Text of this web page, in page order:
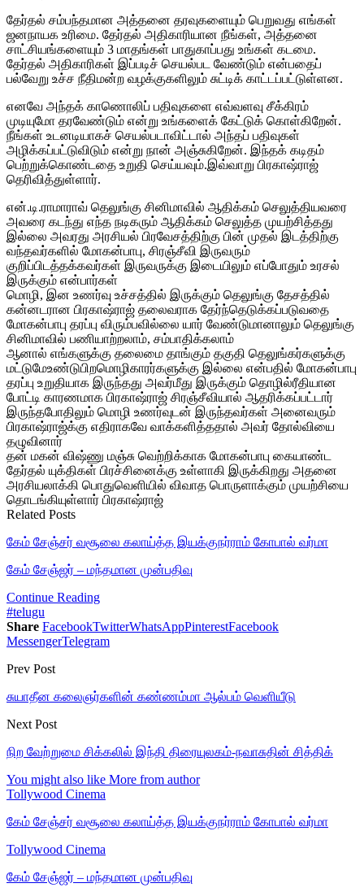
தேர்தல் சம்பந்தமான அத்தனை தரவுகளையும் பெறுவது எங்கள்
ஜனநாயக உரிமை. தேர்தல் அதிகாரியான நீங்கள், அத்தனை
சாட்சியங்களையும் 3 மாதங்கள் பாதுகாப்பது உங்கள் கடமை.
தேர்தல் அதிகாரிகள் இப்படிச் செயல்பட வேண்டும் என்பதைப்
பல்வேறு உச்ச நீதிமன்ற வழக்குகளிலும் சுட்டிக் காட்டப்பட்டுள்ளன.
எனவே அந்தக் காணொலிப் பதிவுகளை எவ்வளவு சீக்கிரம்
முடியுமோ தரவேண்டும் என்று உங்களைக் கேட்டுக் கொள்கிறேன்.
நீங்கள் உடனடியாகச் செயல்படாவிட்டால் அந்தப் பதிவுகள்
அழிக்கப்பட்டுவிடும் என்று நான் அஞ்சுகிறேன். இந்தக் கடிதம்
பெற்றுக்கொண்டதை உறுதி செய்யவும்.இவ்வாறு பிரகாஷ்ராஜ்
தெரிவித்துள்ளார்.
என்.டி.ராமாராவ் தெலுங்கு சினிமாவில் ஆதிக்கம் செலுத்தியவரை
அவரை கடந்து எந்த நடிகரும் ஆதிக்கம் செலுத்த முயற்சித்தது
இல்லை அவரது அரசியல் பிரவேசத்திற்கு பின் முதல் இடத்திற்கு
வந்தவர்களில் மோகன்பாபு, சிரஞ்சீவி இருவரும்
குறிப்பிடத்தக்கவர்கள் இருவருக்கு இடையிலும் எப்போதும் உரசல்
இருக்கும் என்பார்கள்
மொழி, இன உணர்வு உச்சத்தில் இருக்கும் தெலுங்கு தேசத்தில்
கன்னடரான பிரகாஷ்ராஜ் தலைவராக தேர்ந்தெடுக்கப்படுவதை
மோகன்பாபு தரப்பு விரும்பவில்லை யார் வேண்டுமானாலும் தெலுங்கு
சினிமாவில் பணியாற்றலாம், சம்பாதிக்கலாம்
ஆனால் எங்களுக்கு தலைமை தாங்கும் தகுதி தெலுங்கர்களுக்கு
மட்டுமேஉண்டுபிறமொழிகாரர்களுக்கு இல்லை என்பதில் மோகன்பாபு
தரப்பு உறுதியாக இருந்தது அவர்மீது இருக்கும் தொழில்ரீதியான
போட்டி காரணமாக பிரகாஷ்ராஜ் சிரஞ்சீவியால் ஆதரிக்கப்பட்டார்
இருந்தபோதிலும் மொழி உணர்வுடன் இருந்தவர்கள் அனைவரும்
பிரகாஷ்ராஜ்க்கு எதிராகவே வாக்களித்ததால் அவர் தோல்வியை
தழுவினார்
தன் மகன் விஷ்ணு மஞ்சு வெற்றிக்காக மோகன்பாபு கையாண்ட
தேர்தல் யுக்திகள் பிரச்சினைக்கு உள்ளாகி இருக்கிறது அதனை
அரசியலாக்கி பொதுவெளியில் விவாத பொருளாக்கும் முயற்சியை
தொடங்கியுள்ளார் பிரகாஷ்ராஜ்
Related Posts
கேம் சேஞ்சர் வசூலை கலாய்த்த இயக்குநர்ராம் கோபால் வர்மா
கேம் சேஞ்ஜர் – மந்தமான முன்பதிவு
Continue Reading
#telugu
Share FacebookTwitterWhatsAppPinterestFacebook
MessengerTelegram
Prev Post
சுயாதீன கலைஞர்களின் கண்ணம்மா ஆல்பம் வெளியீடு
Next Post
நிற வேற்றுமை சிக்கலில் இந்தி திரையுலகம்-நவாசுதின் சித்திக்
You might also like More from author
Tollywood Cinema
கேம் சேஞ்சர் வசூலை கலாய்த்த இயக்குநர்ராம் கோபால் வர்மா
Tollywood Cinema
கேம் சேஞ்ஜர் – மந்தமான முன்பதிவு